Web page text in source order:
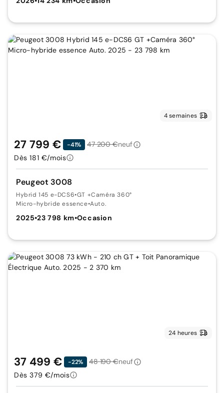
4 semaines
Peugeot 3008
Hybrid 145 e-DCS6•GT +Caméra 360°
Micro-hybride essence•Auto.
2025•23 798 km•Occasion
27 799 € -41% 47 200 €neuf
Dès 181 €/mois
24 heures
37 499 € -22% 48 190 €neuf
Dès 379 €/mois